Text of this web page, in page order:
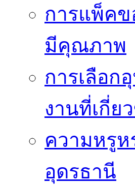
การแพ็ค
มีคุณภาพ
การเลือก
งานที่เกี่ย
ความหรูห
อุดรธานี